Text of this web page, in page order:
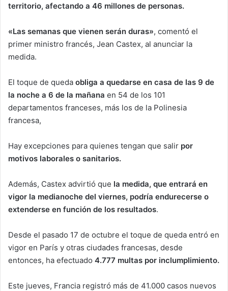
territorio, afectando a 46 millones de personas.
«Las semanas que vienen serán duras», comentó el
primer ministro francés, Jean Castex, al anunciar la
medida.
El toque de queda obliga a quedarse en casa de las 9 de
la noche a 6 de la mañana en 54 de los 101
departamentos franceses, más los de la Polinesia
francesa,
Hay excepciones para quienes tengan que salir por
motivos laborales o sanitarios.
Además, Castex advirtió que la medida, que entrará en
vigor la medianoche del viernes, podría endurecerse o
extenderse en función de los resultados.
Desde el pasado 17 de octubre el toque de queda entró en
vigor en París y otras ciudades francesas, desde
entonces, ha efectuado 4.777 multas por inclumplimiento.
Este jueves, Francia registró más de 41.000 casos nuevos